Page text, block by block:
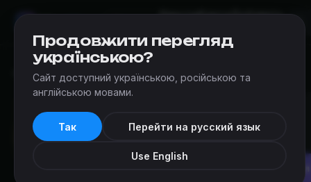
КвестыКартаДобавить
Квесты › Vrata (Одесса) Escape First 2
от 250 ₴
Продовжити перегляд
українською?
Сайт доступний українською, російською та
англійською мовами.
Так Перейти на русский язык
Use English